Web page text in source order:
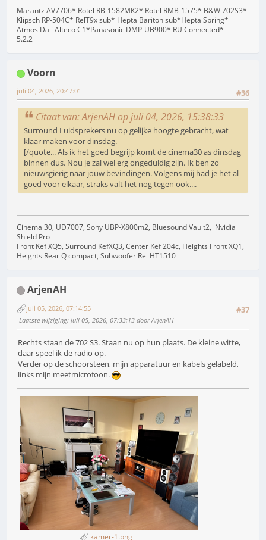
Marantz AV7706* Rotel RB-1582MK2* Rotel RMB-1575* B&W 702S3*
Klipsch RP-504C* RelT9x sub* Hepta Bariton sub*Hepta Spring*
Atmos Dali Alteco C1*Panasonic DMP-UB900* RU Connected*
5.2.2
Voorn
#36
juli 04, 2026, 20:47:01
Citaat van: ArjenAH op juli 04, 2026, 15:38:33
Surround Luidsprekers nu op gelijke hoogte gebracht, wat
klaar maken voor dinsdag.
[/quote... Als ik het goed begrijp komt de cinema30 as dinsdag
binnen dus. Nou je zal wel erg ongeduldig zijn. Ik ben zo
nieuwsgierig naar jouw bevindingen. Volgens mij had je het al
goed voor elkaar, straks valt het nog tegen ook....
Cinema 30, UD7007, Sony UBP-X800m2, Bluesound Vault2, Nvidia
Shield Pro
Front Kef XQ5, Surround KefXQ3, Center Kef 204c, Heights Front XQ1,
Heights Rear Q compact, Subwoofer Rel HT1510
ArjenAH
#37
juli 05, 2026, 07:14:55
Laatste wijziging: juli 05, 2026, 07:33:13 door ArjenAH
Rechts staan de 702 S3. Staan nu op hun plaats. De kleine witte,
daar speel ik de radio op.
Verder op de schoorsteen, mijn apparatuur en kabels gelabeld,
links mijn meetmicrofoon.
kamer-1.png